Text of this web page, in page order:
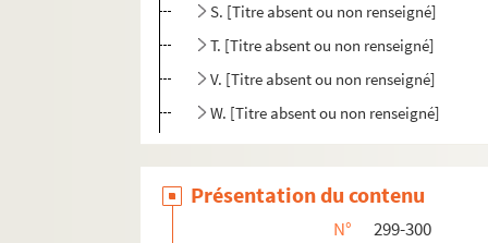
S. [Titre absent ou non renseigné]
T. [Titre absent ou non renseigné]
V. [Titre absent ou non renseigné]
W. [Titre absent ou non renseigné]
Présentation du contenu
N°
299-300